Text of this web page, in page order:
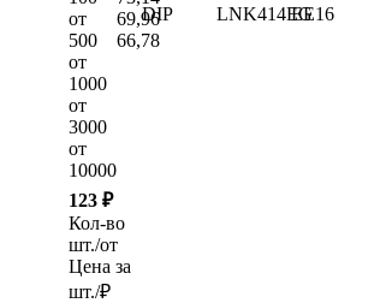
от
500
от
1000
от
3000
от
10000
69,96
66,78
DIP LNK414EGEE16
123 ₽
Кол-во
шт./от
Цена за
шт./₽